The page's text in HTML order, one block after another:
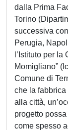
dalla Prima
Torino
successiva
Perugia,
l’Istituto per la
Momigliano”
Comune di
che la
alla città,
progetto
come spesso